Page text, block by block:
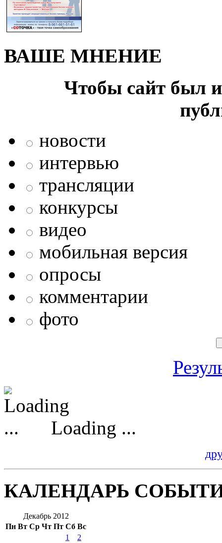
ВАШЕ МНЕНИЕ
Чтобы сайт был
новости
интервью
трансляции
конкурсы
видео
мобильная версия
опросы
комментарии
фото
Loading ...
КАЛЕНДАРЬ
Декабрь 2012
Пн Вт Ср Чт Пт Сб Вс
1
2